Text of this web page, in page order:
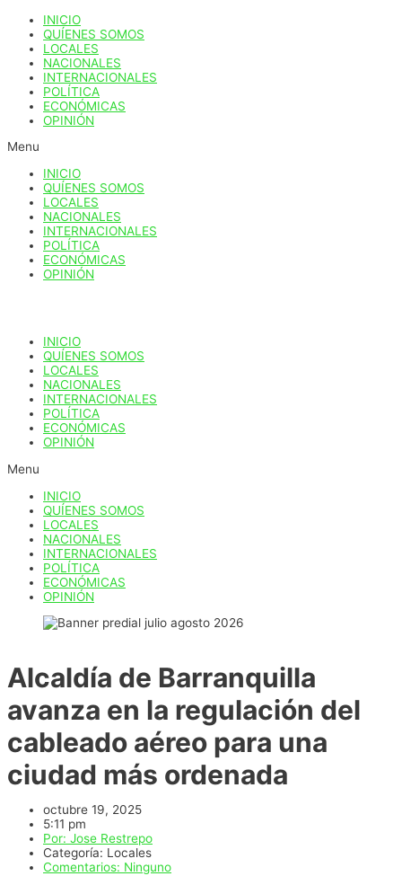
contenido
INICIO
QUÍENES SOMOS
LOCALES
NACIONALES
INTERNACIONALES
POLÍTICA
ECONÓMICAS
OPINIÓN
Menu
INICIO
QUÍENES SOMOS
LOCALES
NACIONALES
INTERNACIONALES
POLÍTICA
ECONÓMICAS
OPINIÓN
INICIO
QUÍENES SOMOS
LOCALES
NACIONALES
INTERNACIONALES
POLÍTICA
ECONÓMICAS
OPINIÓN
Menu
INICIO
QUÍENES SOMOS
LOCALES
NACIONALES
INTERNACIONALES
POLÍTICA
ECONÓMICAS
OPINIÓN
Alcaldía de Barranquilla
avanza en la regulación del
cableado aéreo para una
ciudad más ordenada
octubre 19, 2025
5:11 pm
Por: Jose Restrepo
Categoría: Locales
Comentarios: Ninguno